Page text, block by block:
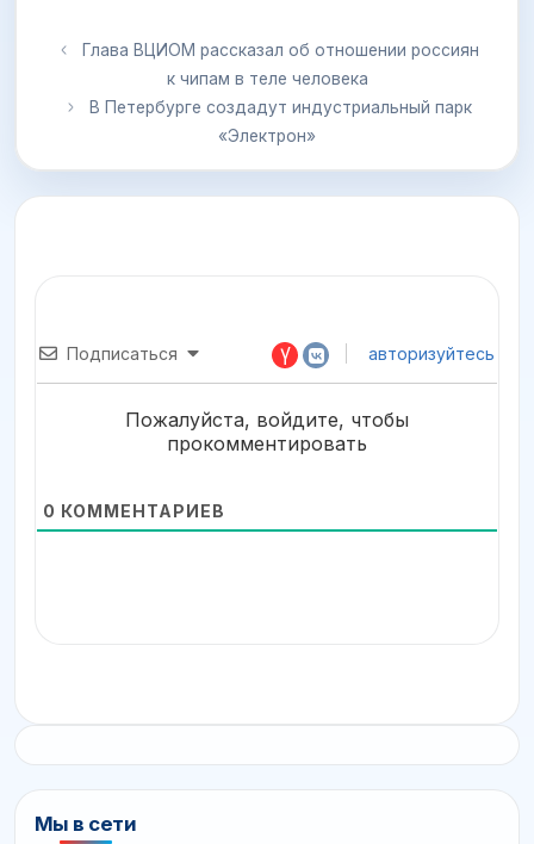
Глава ВЦИОМ рассказал об отношении россиян
к чипам в теле человека
В Петербурге создадут индустриальный парк
«Электрон»
Подписаться авторизуйтесь
Пожалуйста, войдите, чтобы
прокомментировать
0 КОММЕНТАРИЕВ
Мы в сети